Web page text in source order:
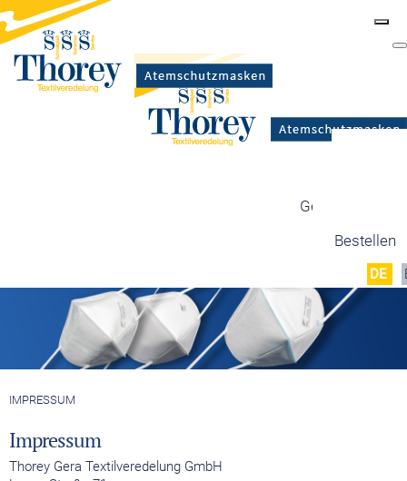
Gesetzgebung
Bestellen
DE
IMPRESSUM
Impressum
Thorey Gera Textilveredelung GmbH